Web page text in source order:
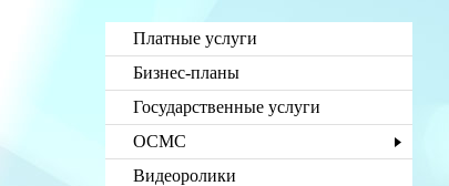
Платные услуги
Бизнес-планы
Государственные услуги
ОСМС
Видеоролики